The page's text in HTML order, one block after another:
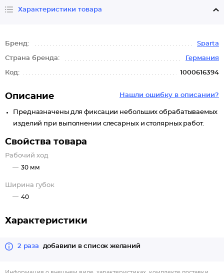
Характеристики товара
Бренд: Sparta
Страна бренда: Германия
Код: 1000616394
Нашли ошибку в описании?
Описание
Предназначены для фиксации небольших обрабатываемых
изделий при выполнении слесарных и столярных работ.
Свойства товара
Рабочий ход
30 мм
Ширина губок
40
Характеристики
2 раза добавили в список желаний